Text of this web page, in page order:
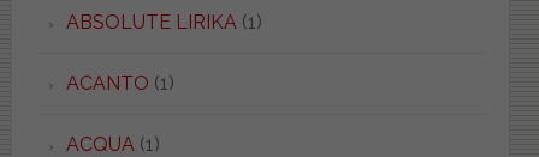
ABSOLUTE LIRIKA (1)
ACANTO (1)
ACQUA (1)